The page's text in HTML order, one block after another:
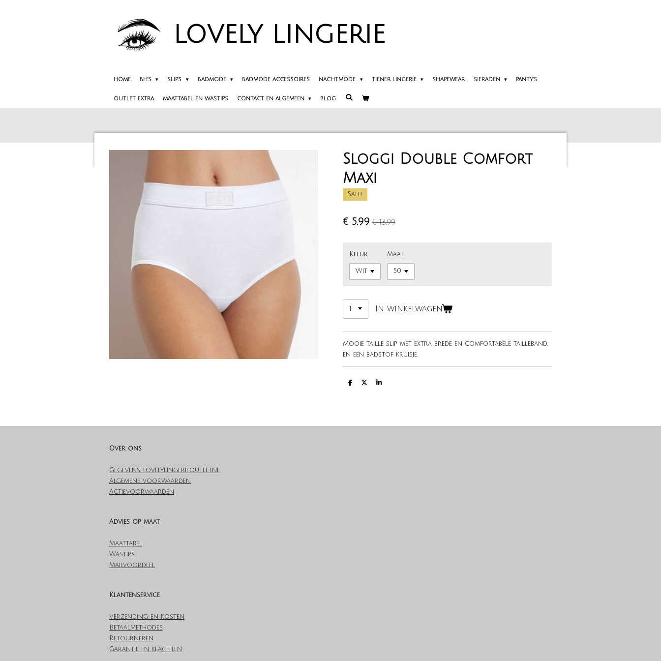
LOVELY LINGERIE
HOME BH'S SLIPS BADMODE BADMODE ACCESSOIRES NACHTMODE TIENER LINGERIE SHAPEWEAR SIERADEN PANTY'S
OUTLET EXTRA MAATTABEL EN WASTIPS CONTACT EN ALGEMEEN BLOG
Sloggi Double Comfort
Maxi
Sale!
€ 5,99 € 13,99
Kleur Maat
In winkelwagen
Mooie taille slip met extra brede en comfortabele tailleband,
en een badstof kruisje.
D
D
S
Over ons
Gegevens Lovelylingerieoutlet.nl
Algemene voorwaarden
Actievoorwaarden
Advies op maat
Maattabel
Wastips
Mailvoordeel
Klantenservice
Verzending en kosten
Betaalmethodes
Retourneren
Garantie en klachten